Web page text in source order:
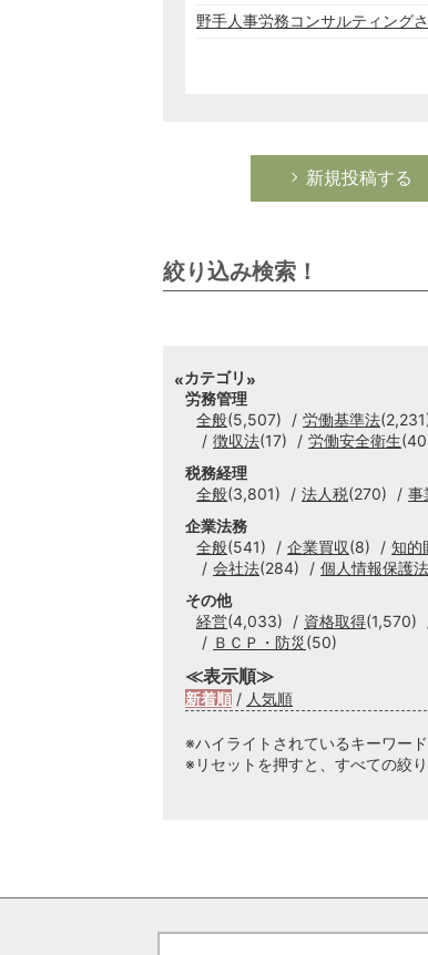
野手人事労務コンサルティング
新規投稿する
絞り込み検索！
カテゴリ
労務管理
全般(5,507) 労働基準法
徴収法(17) 労働安全衛生
税務経理
全般(3,801) 法人税(270) 事
企業法務
全般(541) 企業買収(8) 知的
会社法(284) 個人情報保護法
その他
経営(4,033) 資格取得(1,570)
ＢＣＰ・防災(50)
≪表示順≫
新着順 / 人気順
※ハイライトされているキーワー
※リセットを押すと、すべての絞